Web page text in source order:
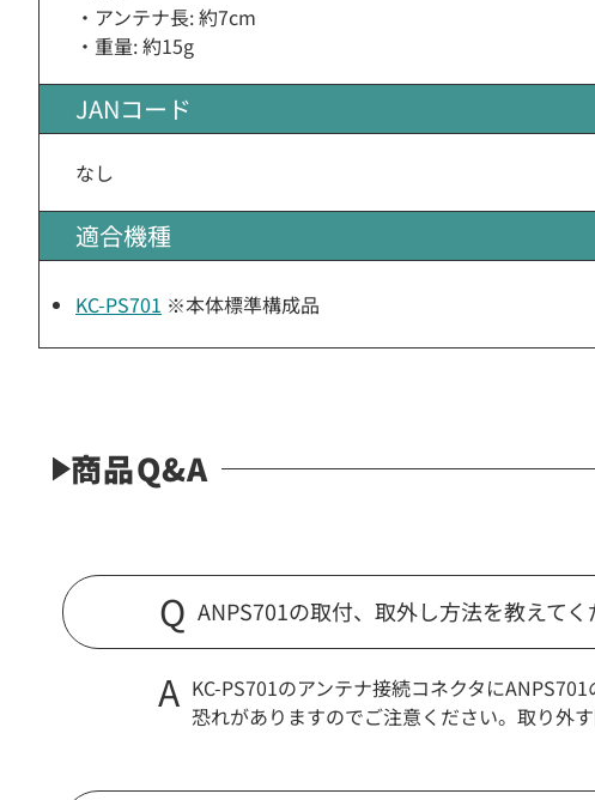
・アンテナ長: 約7cm
・重量: 約15g
JANコード
なし
適合機種
KC-PS701 ※本体標準構成品
商品Q&A
ANPS701の取付、取外し方法を教えてく
KC-PS701のアンテナ接続コネクタに
恐れがありますのでご注意ください。取り外